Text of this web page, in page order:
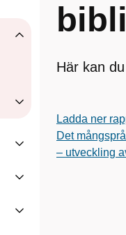
Här kan
Ladda ner
Det
– utveckling